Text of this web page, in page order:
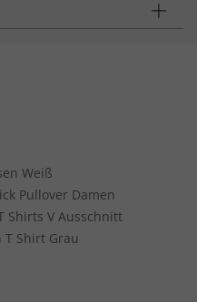
Weiß
Pullover Damen
Shirts V Ausschnitt
T Shirt Grau